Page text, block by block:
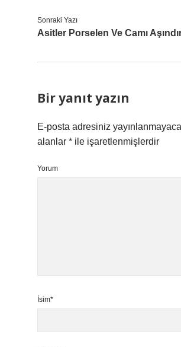
Sonraki Yazı
Asitler Porselen Ve Camı
Bir yanıt yazın
E-posta adresiniz
alanlar * ile işaretlenmişlerdir
Yorum
İsim*